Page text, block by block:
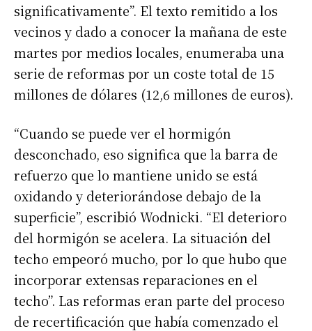
significativamente”. El texto remitido a los
vecinos y dado a conocer la mañana de este
martes por medios locales, enumeraba una
serie de reformas por un coste total de 15
millones de dólares (12,6 millones de euros).
“Cuando se puede ver el hormigón
desconchado, eso significa que la barra de
refuerzo que lo mantiene unido se está
oxidando y deteriorándose debajo de la
superficie”, escribió Wodnicki. “El deterioro
del hormigón se acelera. La situación del
techo empeoró mucho, por lo que hubo que
incorporar extensas reparaciones en el
techo”. Las reformas eran parte del proceso
de recertificación que había comenzado el